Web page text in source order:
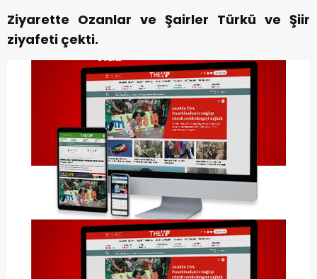
Ziyarette Ozanlar ve Şairler Türkü ve Şiir
ziyafeti çekti.